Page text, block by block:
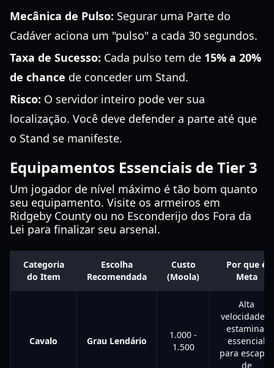
Mecânica de Pulso: Segurar uma Parte do
Cadáver aciona um "pulso" a cada 30 segundos.
Taxa de Sucesso: Cada pulso tem de 15% a 20%
de chance de conceder um Stand.
Risco: O servidor inteiro pode ver sua
localização. Você deve defender a parte até que
o Stand se manifeste.
Equipamentos Essenciais de Tier 3
Um jogador de nível máximo é tão bom quanto
seu equipamento. Visite os armeiros em
Ridgeby County ou no Esconderijo dos Fora da
Lei para finalizar seu arsenal.
Categoria
do Item
Escolha
Recomendada
Custo
(Moola)
Por que é
Meta
Cavalo Grau Lendário
1.000 -
1.500
Alta
velocidade e
estamina;
essencial
para escapar
de